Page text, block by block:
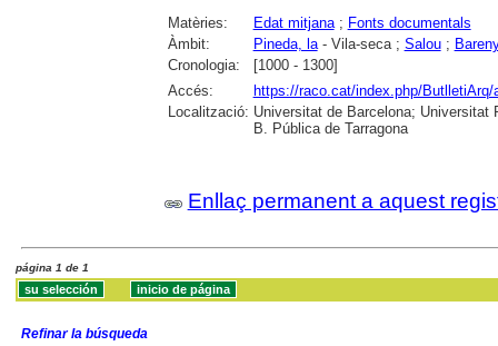
Matèries: Edat mitjana; Fonts documentals
Àmbit:
Pineda, la- Vila-seca ; Salou;
Cronologia:
[1000 - 1300]
Accés:
https://raco.cat/index.php/ButlletiArq/
Localització: Universitat de Barcelona; Universitat
B. Pública de Tarragona
Enllaç permanent a aquest
página 1 de 1
Refinar la búsqueda